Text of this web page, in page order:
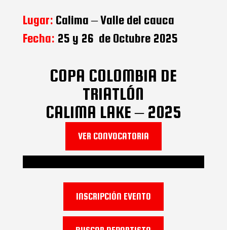
Lugar: Calima – Valle del cauca
Fecha: 25 y 26 de Octubre 2025
COPA COLOMBIA DE
TRIATLÓN
CALIMA LAKE – 2025
VER CONVOCATORIA
INSCRIPCIÓN EVENTO